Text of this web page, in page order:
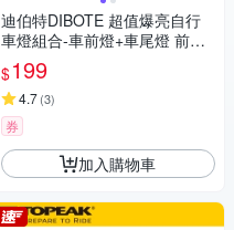
迪伯特DIBOTE 超值爆亮自行
車燈組合-車前燈+車尾燈 前後
車燈組(含固定座) -快速到貨
$199
4.7(3)
券
加入購物車